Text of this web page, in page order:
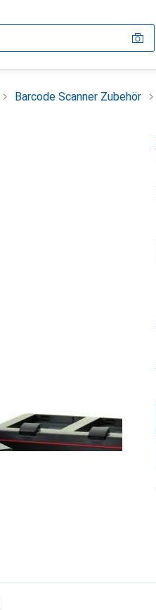
Barcode Scanner Zubehör